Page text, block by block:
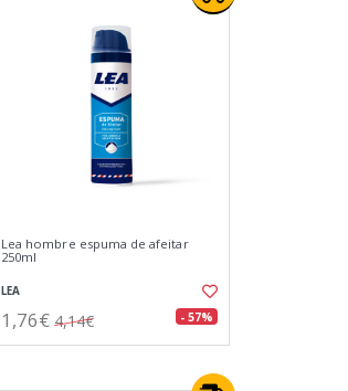
Lea hombre espuma de afeitar
250ml
LEA
1,76€ 4,14€ - 57%